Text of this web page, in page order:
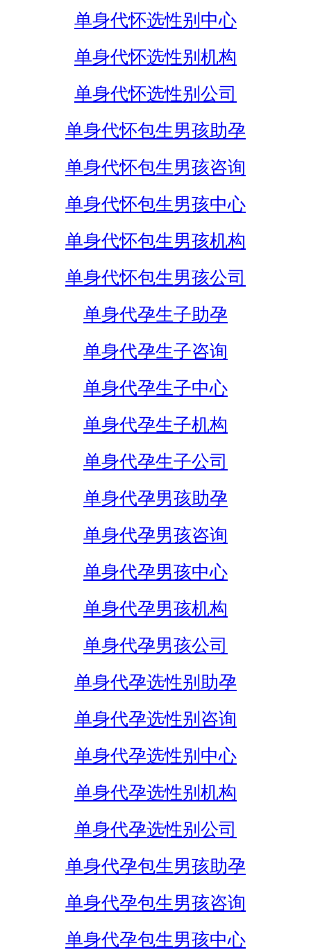
单身代怀选性别中心
单身代怀选性别机构
单身代怀选性别公司
单身代怀包生男孩助孕
单身代怀包生男孩咨询
单身代怀包生男孩中心
单身代怀包生男孩机构
单身代怀包生男孩公司
单身代孕生子助孕
单身代孕生子咨询
单身代孕生子中心
单身代孕生子机构
单身代孕生子公司
单身代孕男孩助孕
单身代孕男孩咨询
单身代孕男孩中心
单身代孕男孩机构
单身代孕男孩公司
单身代孕选性别助孕
单身代孕选性别咨询
单身代孕选性别中心
单身代孕选性别机构
单身代孕选性别公司
单身代孕包生男孩助孕
单身代孕包生男孩咨询
单身代孕包生男孩中心